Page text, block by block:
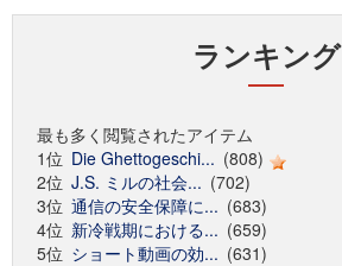
ランキング
最も多く閲覧されたアイテム
1位 Die Ghettogeschi... (808)
2位 J.S. ミルの社会... (702)
3位 通信の安全保障に... (683)
4位 新冷戦期における... (659)
5位 ショート動画の効... (631)